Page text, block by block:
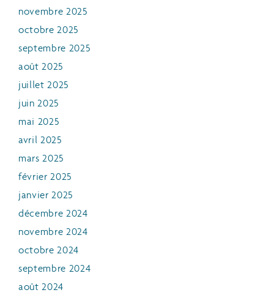
novembre 2025
octobre 2025
septembre 2025
août 2025
juillet 2025
juin 2025
mai 2025
avril 2025
mars 2025
février 2025
janvier 2025
décembre 2024
novembre 2024
octobre 2024
septembre 2024
août 2024